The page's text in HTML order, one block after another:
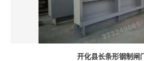
开化县长条形钢制闸门